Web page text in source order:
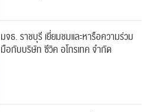
มจธ. ราชบุรี เยี่ยมชมและหารือความร่วม
มือกับบริษัท ซีวิค อโกรเทค จำกัด